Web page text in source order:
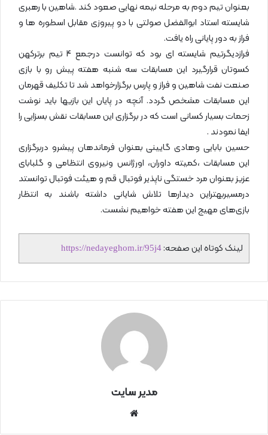
بعنوان تیم دوم به مرحله نیمه نهایی صعود کند .شاهین با رهبری
شایسته استاد ابوالفضل صولتی با دو پیروزی مقابل اسطوره ها و
فراز به دور پایانی راه یافت.
فرازدیگرتیم شایسته ای بود که توانست درجمع 4 تیم برترکهن
کسوتان قرارگیرد این مسابقات سه شنبه هفته پیش رو با بازی
صنعت نفت شاهین و فراز و پارس برگزارخواهد شد تا تکلیف قهرمان
این مسابقات مشخص گردد. آنچه در پایان این بازیها باید نوشت
زحمات بسیار کسانی است که در برگزاری این مسابقات نقش بسزایی را
ایفا نمودند .
حسین بابایی وهادی گایینی بعنوان فرماندهان پیشرو دربرگزاری
این مسابقات ،کمیته داوران، اورژانس ونیروی انتظامی و گلبابای
عزیز بعنوان مرد خستگی ناپذیر فوتبال قم و هیئت فوتبال توانستد
درمسیربهتراین دیدارها تلاش شایانی داشته باشند به انتظار
بازی‌های مهیج این هفته خواهیم نشست.
لینک کوتاه این صفحه: https://nedayeghom.ir/95j4
مدیر سایت